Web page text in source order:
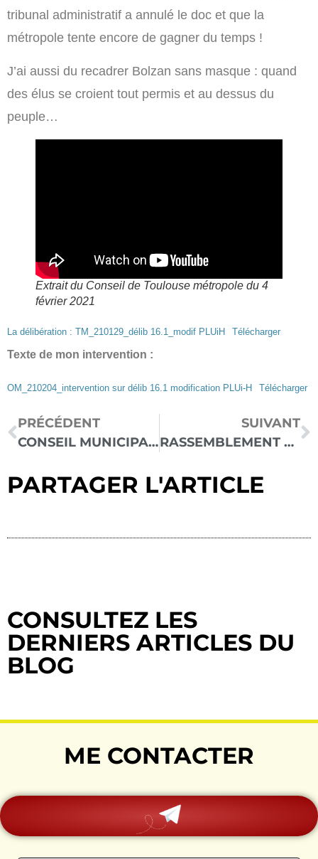
tribunal administratif a annulé le doc et que la
métropole tente encore de gagner du temps !
J’ai aussi du recadrer Bolzan sans masque : quand
des élus se croient tout permis et au dessus du
peuple…
Extrait du Conseil de Toulouse métropole du 4
février 2021
La délibération : TM_210129_délib 16.1_modif PLUiH Télécharger
Texte de mon intervention :
OM_210204_intervention sur délib 16.1 modification PLUi-H Télécharger
PRÉCÉDENT
CONSEIL MUNICIPAL TOULOUSE 29 JANVIER 21 : MES INTERVENTIONS
SUIVANT
RASSEMBLEMENT DE SOUTIEN À ODILE MAURIN – TGI TOULOUSE VENDREDI 12 FÉVRIER 8H
PARTAGER L'ARTICLE
CONSULTEZ LES
DERNIERS ARTICLES DU
BLOG
ME CONTACTER